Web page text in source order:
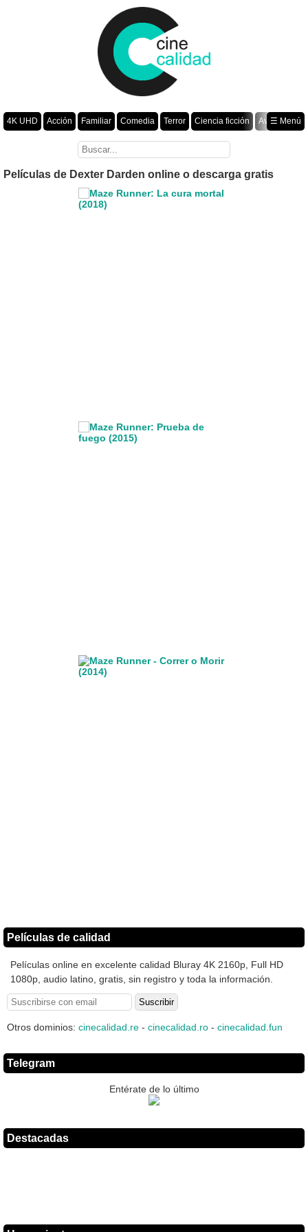
4K UHD Acción Familiar Comedia Terror Ciencia ficción
Aventura
Romance Fantasía Drama Animación Crimen
☰ Menú
Películas de Dexter Darden online o descarga gratis
Películas de calidad
Películas online en excelente calidad Bluray 4K 2160p, Full HD
1080p, audio latino, gratis, sin registro y toda la información.
Otros dominios: cinecalidad.re - cinecalidad.ro - cinecalidad.fun
Telegram
Entérate de lo último
Destacadas